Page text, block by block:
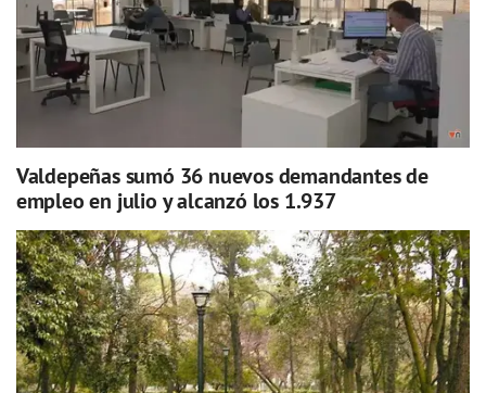
Valdepeñas sumó 36 nuevos demandantes de
empleo en julio y alcanzó los 1.937